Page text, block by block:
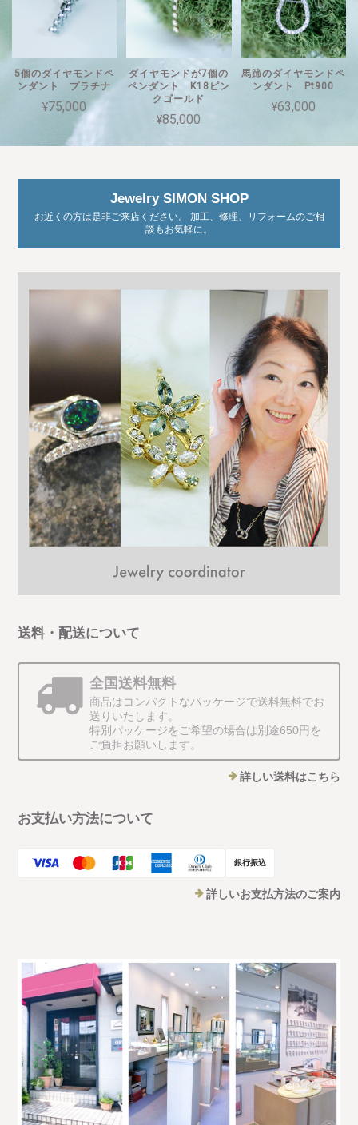
5個のダイヤモンドペ
ンダント プラチナ
¥75,000
ダイヤモンドが7個の
ペンダント K18ピン
クゴールド
¥85,000
馬蹄のダイヤモンドペ
ンダント Pt900
¥63,000
Jewelry SIMON SHOP
お近くの方は是非ご来店ください。 加工、修理、リフォームのご相
談もお気軽に。
送料・配送について
全国送料無料
商品はコンパクトなパッケージで送料無料でお
送りいたします。
特別パッケージをご希望の場合は別途650円を
ご負担お願いします。
詳しい送料はこちら
お支払い方法について
銀行振込
詳しいお支払方法のご案内